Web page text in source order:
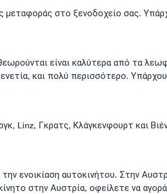
στο ξενοδοχείο σας.
είναι καλύτερα από τα
και πολύ περισσότερο.
Linz, Γκρατς, Κλάγκενφουρτ και
ενοικίαση αυτοκινήτου. Στην
στην Αυστρία, οφείλετε να